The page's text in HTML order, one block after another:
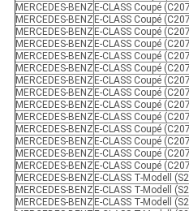
MERCEDES-BENZ E-CLASS Coupé
MERCEDES-BENZ E-CLASS Coupé
MERCEDES-BENZ E-CLASS Coupé
MERCEDES-BENZ E-CLASS Coupé
MERCEDES-BENZ E-CLASS Coupé
MERCEDES-BENZ E-CLASS Coupé
MERCEDES-BENZ E-CLASS Coupé
MERCEDES-BENZ E-CLASS Coupé
MERCEDES-BENZ E-CLASS Coupé
MERCEDES-BENZ E-CLASS Coupé
MERCEDES-BENZ E-CLASS Coupé
MERCEDES-BENZ E-CLASS Coupé
MERCEDES-BENZ E-CLASS Coupé
MERCEDES-BENZ E-CLASS Coupé
MERCEDES-BENZ E-CLASS T-Modell
MERCEDES-BENZ E-CLASS T-Modell
MERCEDES-BENZ E-CLASS T-Modell